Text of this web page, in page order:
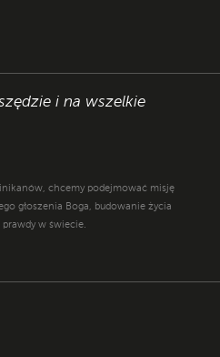
i na wszelkie
chcemy podejmować misję
głoszenia Boga, budowanie życia
w świecie.